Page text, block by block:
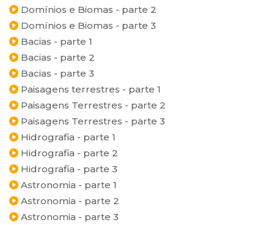
Domínios e Biomas - parte 2
Domínios e Biomas - parte 3
Bacias - parte 1
Bacias - parte 2
Bacias - parte 3
Paisagens terrestres - parte 1
Paisagens Terrestres - parte 2
Paisagens Terrestres - parte 3
Hidrografia - parte 1
Hidrografia - parte 2
Hidrografia - parte 3
Astronomia - parte 1
Astronomia - parte 2
Astronomia - parte 3